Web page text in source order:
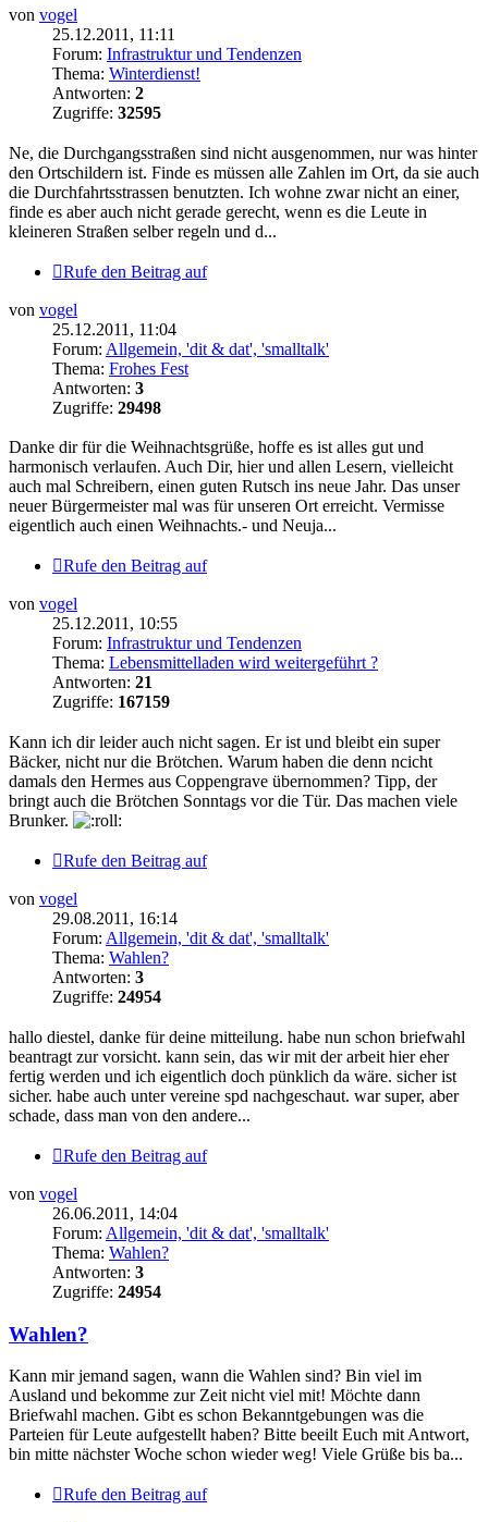
von vogel
25.12.2011, 11:11
Forum: Infrastruktur und Tendenzen
Thema: Winterdienst!
Antworten: 2
Zugriffe: 32595
Ne, die Durchgangsstraßen sind nicht ausgenommen, nur was hinter
den Ortschildern ist. Finde es müssen alle Zahlen im Ort, da sie auch
die Durchfahrtsstrassen benutzten. Ich wohne zwar nicht an einer,
finde es aber auch nicht gerade gerecht, wenn es die Leute in
kleineren Straßen selber regeln und d...
Rufe den Beitrag auf
von vogel
25.12.2011, 11:04
Forum: Allgemein, 'dit & dat', 'smalltalk'
Thema: Frohes Fest
Antworten: 3
Zugriffe: 29498
Danke dir für die Weihnachtsgrüße, hoffe es ist alles gut und
harmonisch verlaufen. Auch Dir, hier und allen Lesern, vielleicht
auch mal Schreibern, einen guten Rutsch ins neue Jahr. Das unser
neuer Bürgermeister mal was für unseren Ort erreicht. Vermisse
eigentlich auch einen Weihnachts.- und Neuja...
Rufe den Beitrag auf
von vogel
25.12.2011, 10:55
Forum: Infrastruktur und Tendenzen
Thema: Lebensmittelladen wird weitergeführt ?
Antworten: 21
Zugriffe: 167159
Kann ich dir leider auch nicht sagen. Er ist und bleibt ein super
Bäcker, nicht nur die Brötchen. Warum haben die denn ncicht
damals den Hermes aus Coppengrave übernommen? Tipp, der
bringt auch die Brötchen Sonntags vor die Tür. Das machen viele
Brunker.
Rufe den Beitrag auf
von vogel
29.08.2011, 16:14
Forum: Allgemein, 'dit & dat', 'smalltalk'
Thema: Wahlen?
Antworten: 3
Zugriffe: 24954
hallo diestel, danke für deine mitteilung. habe nun schon briefwahl
beantragt zur vorsicht. kann sein, das wir mit der arbeit hier eher
fertig werden und ich eigentlich doch pünklich da wäre. sicher ist
sicher. habe auch unter vereine spd nachgeschaut. war super, aber
schade, dass man von den andere...
Rufe den Beitrag auf
von vogel
26.06.2011, 14:04
Forum: Allgemein, 'dit & dat', 'smalltalk'
Thema: Wahlen?
Antworten: 3
Zugriffe: 24954
Wahlen?
Kann mir jemand sagen, wann die Wahlen sind? Bin viel im
Ausland und bekomme zur Zeit nicht viel mit! Möchte dann
Briefwahl machen. Gibt es schon Bekanntgebungen was die
Parteien für Leute aufgestellt haben? Bitte beeilt Euch mit Antwort,
bin mitte nächster Woche schon wieder weg! Viele Grüße bis ba...
Rufe den Beitrag auf